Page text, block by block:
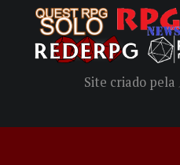
Site criado pela